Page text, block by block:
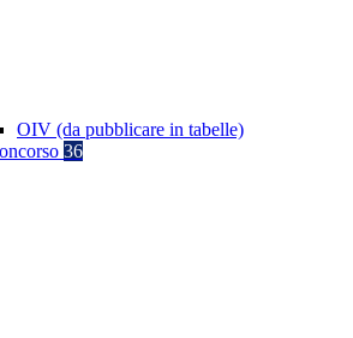
OIV (da pubblicare in tabelle)
36